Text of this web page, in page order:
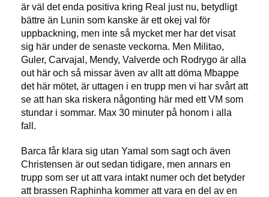
är väl det enda positiva kring Real just nu, betydligt
bättre än Lunin som kanske är ett okej val för
uppbackning, men inte så mycket mer har det visat
sig här under de senaste veckorna. Men Militao,
Guler, Carvajal, Mendy, Valverde och Rodrygo är alla
out här och så missar även av allt att döma Mbappe
det här mötet, är uttagen i en trupp men vi har svårt att
se att han ska riskera någonting här med ett VM som
stundar i sommar. Max 30 minuter på honom i alla
fall.
Barca får klara sig utan Yamal som sagt och även
Christensen är out sedan tidigare, men annars en
trupp som ser ut att vara intakt numer och det betyder
att brassen Raphinha kommer att vara en del av en